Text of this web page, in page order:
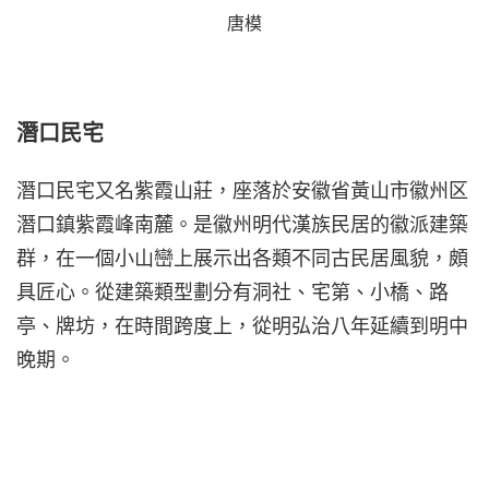
唐模
潛口民宅
潛口民宅又名紫霞山莊，座落於安徽省黃山市徽州区
潛口鎮紫霞峰南麓。是徽州明代漢族民居的徽派建築
群，在一個小山巒上展示出各類不同古民居風貌，頗
具匠心。從建築類型劃分有洞社、宅第、小橋、路
亭、牌坊，在時間跨度上，從明弘治八年延續到明中
晚期。